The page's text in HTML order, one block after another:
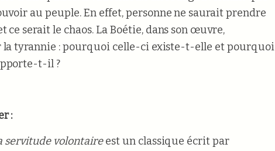
au peuple. En effet, personne ne saurait prendre
ce serait le chaos. La Boétie, dans son œuvre,
la tyrannie : pourquoi celle-ci existe-t-elle et pourquoi
t-il ?
:
servitude volontaireest un classique écrit par